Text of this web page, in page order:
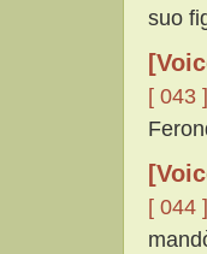
suo
[ 043 ]
[ 044 ]